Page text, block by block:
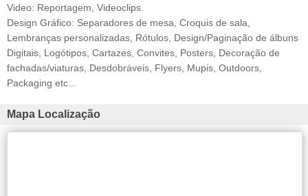
Video: Reportagem, Videoclips.
Design Gráfico: Separadores de mesa, Croquis de sala,
Lembranças personalizadas, Rótulos, Design/Paginação de álbuns
Digitais, Logótipos, Cartazes, Convites, Posters, Decoração de
fachadas/viaturas, Desdobráveis, Flyers, Mupis, Outdoors,
Packaging etc...
Mapa Localização